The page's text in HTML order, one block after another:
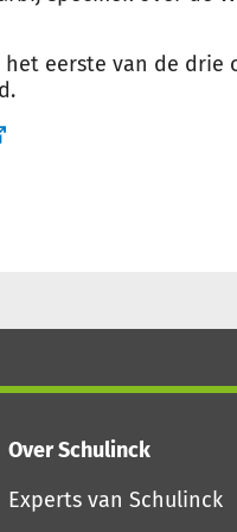
eerste van de
Over Schulinck
Experts van Schulinck